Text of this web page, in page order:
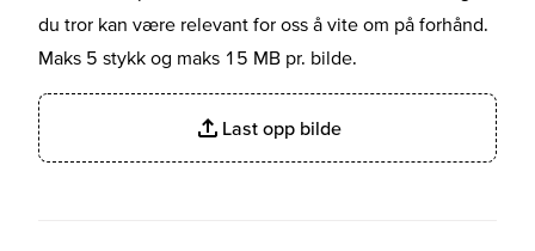
du tror kan være relevant for oss å vite om på forhånd.
Maks 5 stykk og maks 15 MB pr. bilde.
Last opp bilde